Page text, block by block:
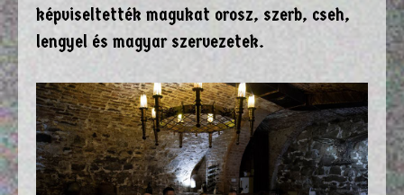
képviseltették magukat orosz, szerb, cseh,
lengyel és magyar szervezetek.